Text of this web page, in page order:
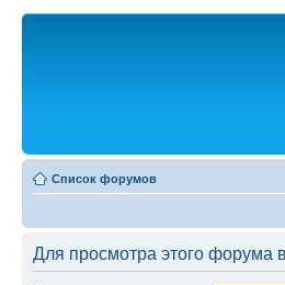
Список форумов
Для просмотра этого форума